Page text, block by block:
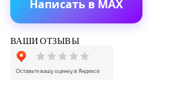
Написать в MAX
ВАШИ ОТЗЫВЫ